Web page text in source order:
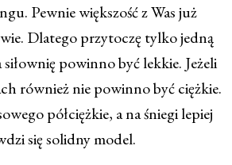
Pewnie większość z Was już
Dlatego przytoczę tylko jedną
siłownię powinno być lekkie. Jeżeli
również nie powinno być ciężkie.
półciężkie, a na śniegi lepiej
się solidny model.